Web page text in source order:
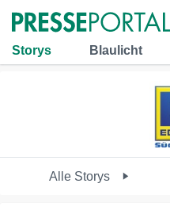
Storys Blaulicht
Alle Storys